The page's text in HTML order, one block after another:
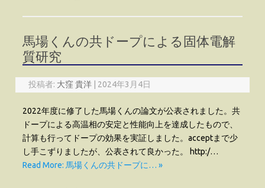
馬場くんの共ドープによる固体電解
質研究
投稿者: 大窪 貴洋 2024年3月4日
2022年度に修了した馬場くんの論文が公表されました。共
ドープによる高温相の安定と性能向上を達成したもので、
計算も行ってドープの効果を実証しました。acceptまで少
し手こずりましたが、公表されて良かった。 http:/…
Read More: 馬場くんの共ドープに… »